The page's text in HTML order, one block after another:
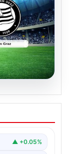
Canlı
▲ +0.05%